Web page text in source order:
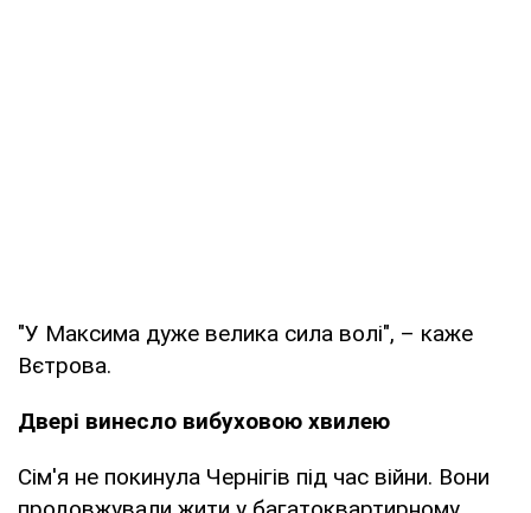
"У Максима дуже велика сила волі", – каже
Вєтрова.
Двері винесло вибуховою хвилею
Сім'я не покинула Чернігів під час війни. Вони